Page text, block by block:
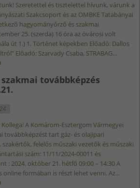
Szeretettel és tisztelettel hívunk, várunk a
Szakcsoport és az OMBKE Tatabányai
hagyományőrző és szakmai
25. (szerda) 16 óra az óvárosi volt
út 1.) 1. Történet képekben Előadó: Dallos
Előadó: Szarvady Csaba, STRABAG...
TATABÁNYAI HELYI SZERVEZETÉNEK
PROGRAMJÁRA_2024.09.25. TARTALOMMAL
továbbképzés
A Komárom-Esztergom Vármegyei
továbbképzést tart gáz- és olajipari
felelős műszaki vezetők és műszaki
szám: 11/11/2024-00011 és
: 2024. október 21. hétfő 09:00 – 14:30 A
online formában is részt lehet venni. Az...